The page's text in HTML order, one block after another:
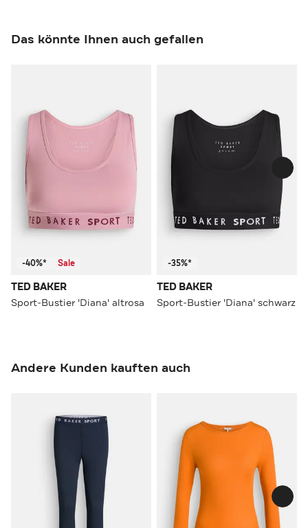
Das könnte Ihnen auch gefallen
-40%* Sale
TED BAKER
Sport-Bustier 'Diana' altrosa
-35%*
TED BAKER
Sport-Bustier 'Diana' schwarz
Andere Kunden kauften auch